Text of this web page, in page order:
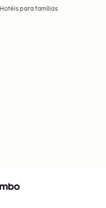
Hotéis para famílias